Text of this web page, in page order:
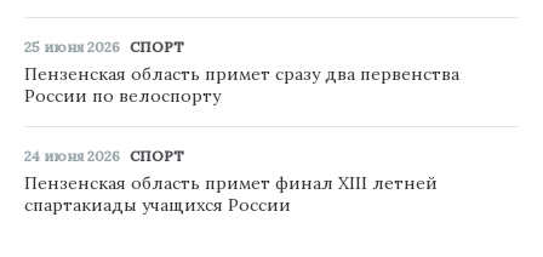
25 июня 2026 СПОРТ
Пензенская область примет сразу два первенства
России по велоспорту
24 июня 2026 СПОРТ
Пензенская область примет финал XIII летней
спартакиады учащихся России